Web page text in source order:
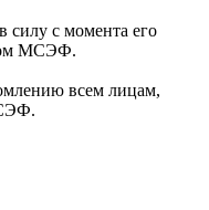
силу с момента его
МСЭФ.
всем лицам,